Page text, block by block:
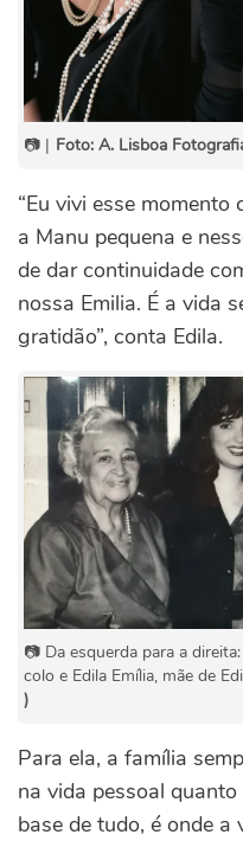
📷 | Foto: A. Lisboa
“Eu vivi esse momento
a Manu pequena e
de dar continuidade
nossa Emilia. É a vida
gratidão”, conta Edila.
📷 Da esquerda para a
colo e Edila Emília, mãe de
)
Para ela, a família
na vida pessoal
base de tudo, é onde a